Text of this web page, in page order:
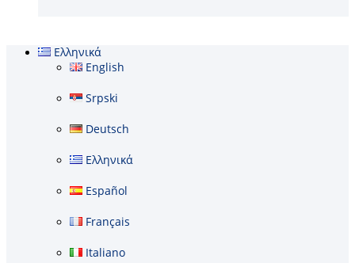
Ελληνικά
English
Srpski
Deutsch
Ελληνικά
Español
Français
Italiano